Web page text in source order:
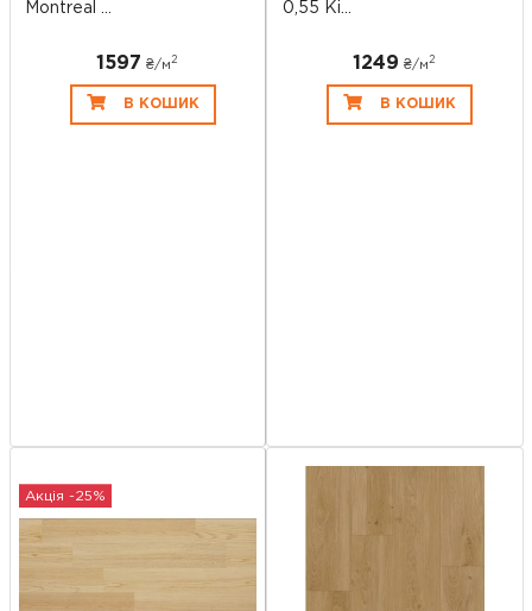
Montreal ...
1597 ₴/м2
В КОШИК
0,55 Ki...
1249 ₴/м2
В КОШИК
Акція -25%